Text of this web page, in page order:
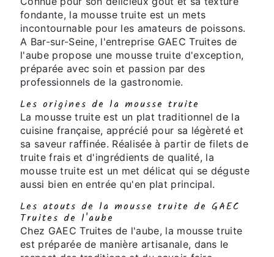
fondante, la mousse truite est un mets
incontournable pour les amateurs de poissons.
A Bar-sur-Seine, l'entreprise GAEC Truites de
l'aube propose une mousse truite d'exception,
préparée avec soin et passion par des
professionnels de la gastronomie.
Les origines de la mousse truite
La mousse truite est un plat traditionnel de la
cuisine française, apprécié pour sa légèreté et
sa saveur raffinée. Réalisée à partir de filets de
truite frais et d'ingrédients de qualité, la
mousse truite est un met délicat qui se déguste
aussi bien en entrée qu'en plat principal.
Les atouts de la mousse truite de GAEC
Truites de l'aube
Chez GAEC Truites de l'aube, la mousse truite
est préparée de manière artisanale, dans le